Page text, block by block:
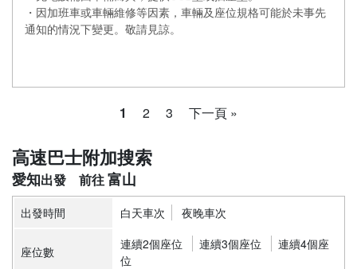
・因加班車或車輛維修等因素，車輛及座位規格可能於未事先
通知的情況下變更。敬請見諒。
1 2 3 下一頁 »
高速巴士附加搜索
愛知 富山
出發時間 白天車次 夜晚車次
座位數 連續2個座位 連續3個座位
連續4個座
位